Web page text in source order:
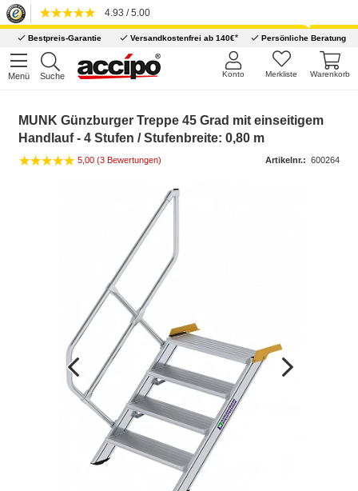
4.93 / 5.00
Bestpreis-Garantie Versandkostenfrei ab 140€* Persönliche Beratung
Menü Suche Warenkorb
Merkliste
Konto
MUNK Günzburger Treppe 45 Grad mit einseitigem
Handlauf - 4 Stufen / Stufenbreite: 0,80 m
5,00 (3 Bewertungen) Artikelnr.: 600264
Vorheriges